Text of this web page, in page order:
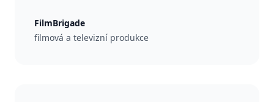
FilmBrigade
filmová a televizní produkce